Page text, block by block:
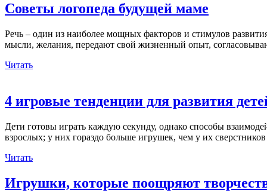
Советы логопеда будущей маме
Речь – один из наиболее мощных факторов и стимулов
мысли, желания, передают свой жизненный опыт,
Читать
4 игровые тенденции для развития
Дети готовы играть каждую секунду, однако способы
взрослых; у них гораздо больше игрушек, чем у их
Читать
Игрушки, которые поощряют